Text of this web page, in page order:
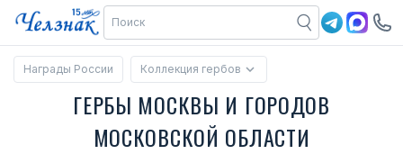
Награды России Коллекция гербов
ГЕРБЫ МОСКВЫ И ГОРОДОВ
МОСКОВСКОЙ ОБЛАСТИ